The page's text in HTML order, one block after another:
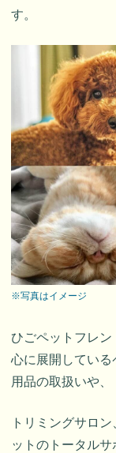
す。
※写真はイメージ
ひごペットフレ
心に展開している
用品の取扱いや、
トリミングサロ
ットのトータルサ